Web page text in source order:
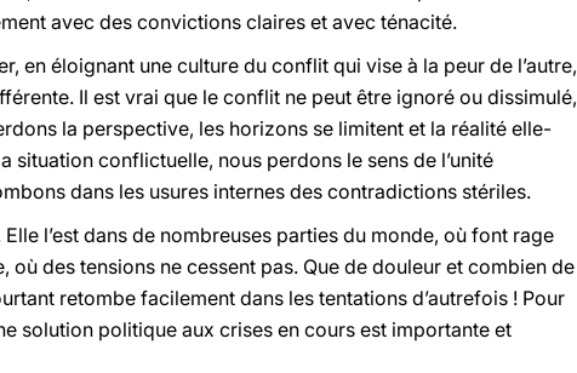
avec des convictions claires et avec ténacité.
en éloignant une culture du conflit qui vise à la peur de l’autre,
Il est vrai que le conflit ne peut être ignoré ou dissimulé,
la perspective, les horizons se limitent et la réalité elle-
conflictuelle, nous perdons le sens de l’unité
dans les usures internes des contradictions stériles.
l’est dans de nombreuses parties du monde, où font rage
où des tensions ne cessent pas. Que de douleur et combien de
retombe facilement dans les tentations d’autrefois ! Pour
solution politique aux crises en cours est importante et